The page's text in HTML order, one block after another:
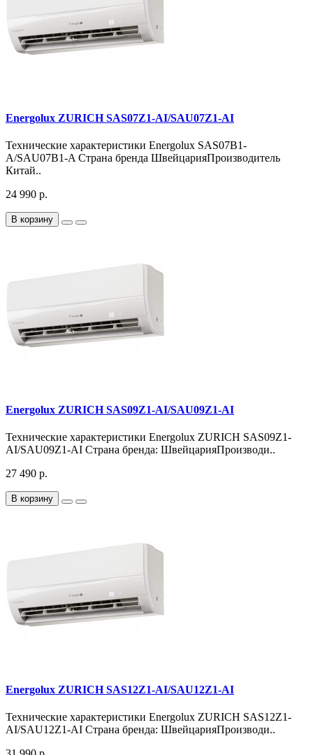
Energolux ZURICH SAS07Z1-AI/SAU07Z1-AI
Технические характеристики Energolux SAS07B1-
A/SAU07B1-A Страна бренда ШвейцарияПроизводитель
Китай..
24 990 р.
В корзину
Energolux ZURICH SAS09Z1-AI/SAU09Z1-AI
Технические характеристики Energolux ZURICH SAS09Z1-
AI/SAU09Z1-AI Страна бренда: ШвейцарияПроизводи..
27 490 р.
В корзину
Energolux ZURICH SAS12Z1-AI/SAU12Z1-AI
Технические характеристики Energolux ZURICH SAS12Z1-
AI/SAU12Z1-AI Страна бренда: ШвейцарияПроизводи..